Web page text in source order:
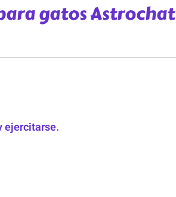
gatos Astrochat
ejercitarse.